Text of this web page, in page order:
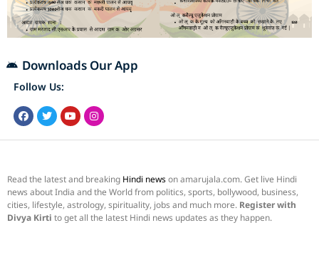
Downloads Our App
Follow Us:
Read the latest and breaking Hindi newson amarujala.com. Get live Hindi
news about India and the World from politics, sports, bollywood, business,
cities, lifestyle, astrology, spirituality, jobs and much more. Register with
Divya Kirti to get all the latest Hindi news updates as they happen.